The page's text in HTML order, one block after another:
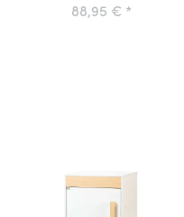
88,95 € *